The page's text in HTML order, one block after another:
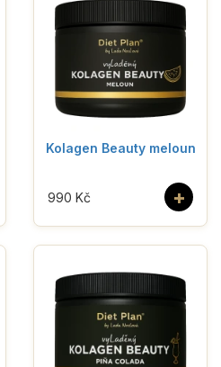
Kolagen Beauty meloun
+
990 Kč